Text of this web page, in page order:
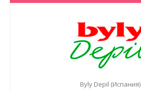
Byly Depil (Испания)